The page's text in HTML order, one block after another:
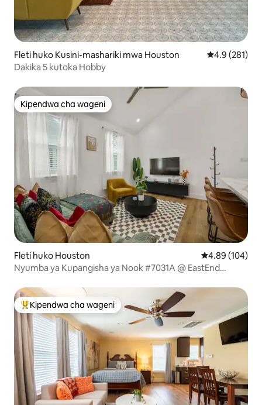
Fleti huko Kusini-mashariki mwa Houston Ukadiriaji wa
4.9 (281)
Dakika 5 kutoka Hobby
Kipendwa cha wageni
Kipendwa cha wageni
Fleti huko Houston Ukadiriaji wa
4.89 (104)
Nyumba ya Kupangisha ya Nook #7031A @ EastEnd
Kipendwa maarufu cha wageni
Kipendwa cha wageni